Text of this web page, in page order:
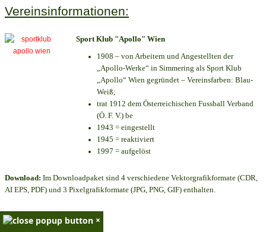
Vereinsinformationen:
Sport Klub "Apollo" Wien
1908 – von Arbeitern und Angestellten der
„Apollo-Werke“ in Simmering als Sport Klub
„Apollo“ Wien gegründet – Vereinsfarben: Blau-
Weiß;
trat 1912 dem Österreichischen Fussball Verband
(Ö. F. V.) be
1943 = eingestellt
1945 = reaktiviert
1997 = aufgelöst
Download: Im Downloadpaket sind 4 verschiedene Vektorgrafikformate (CDR,
AI EPS, PDF) und 3 Pixelgrafikformate (JPG, PNG, GIF) enthalten.
×